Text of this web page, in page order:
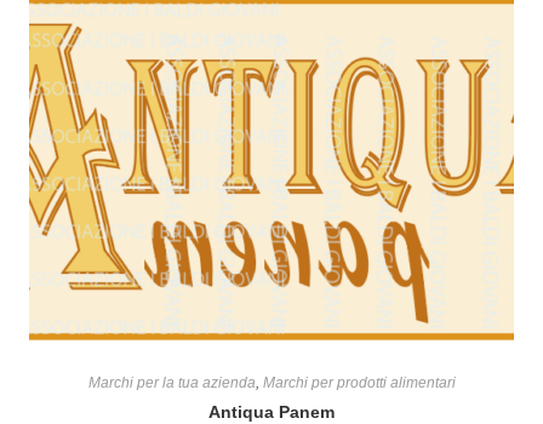
Marchi per la tua azienda, Marchi per prodotti alimentari
Antiqua Panem